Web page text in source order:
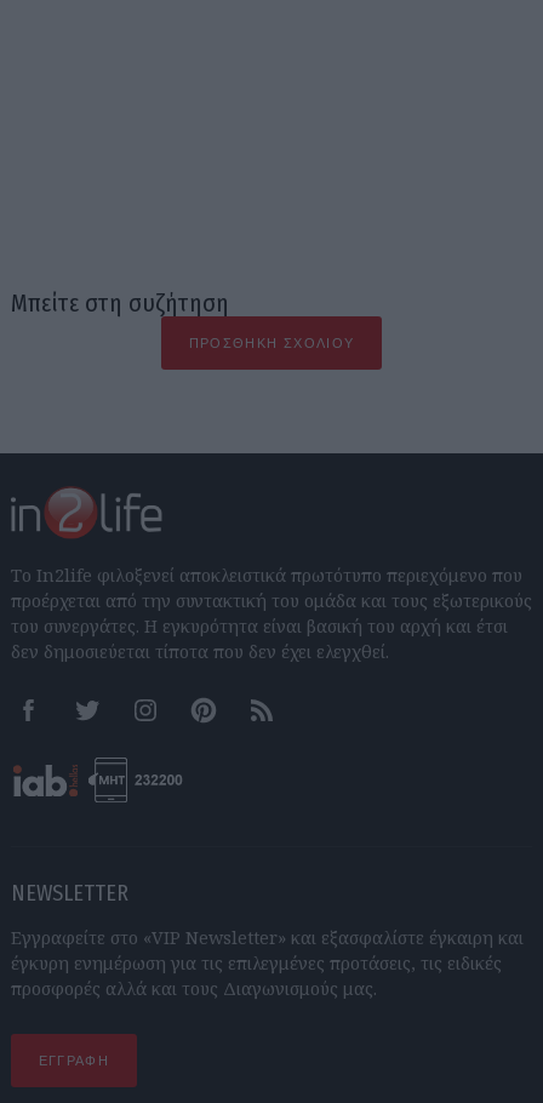
Μπείτε στη συζήτηση
ΠΡΟΣΘΉΚΗ ΣΧΟΛΊΟΥ
Το In2life φιλοξενεί αποκλειστικά πρωτότυπο περιεχόμενο που
προέρχεται από την συντακτική του ομάδα και τους εξωτερικούς
του συνεργάτες. Η εγκυρότητα είναι βασική του αρχή και έτσι
δεν δημοσιεύεται τίποτα που δεν έχει ελεγχθεί.
FacebookTwitter InstagramPinterestRSS feeds
NEWSLETTER
Εγγραφείτε στο «VIP Newsletter» και εξασφαλίστε έγκαιρη και
έγκυρη ενημέρωση για τις επιλεγμένες προτάσεις, τις ειδικές
προσφορές αλλά και τους Διαγωνισμούς μας.
ΕΓΓΡΑΦΗ